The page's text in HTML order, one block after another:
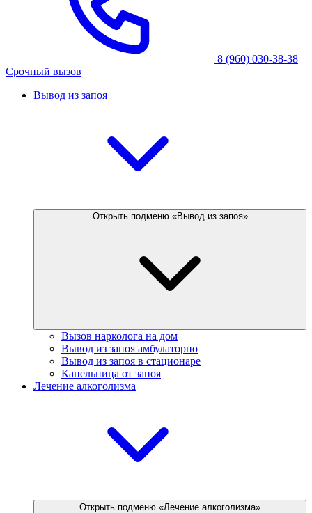
8 (960) 030-38-38
Срочный вызов
Вывод из запоя
Открыть подменю «Вывод из запоя»
Вызов нарколога на дом
Вывод из запоя амбулаторно
Вывод из запоя в стационаре
Капельница от запоя
Лечение алкоголизма
Открыть подменю «Лечение алкоголизма»